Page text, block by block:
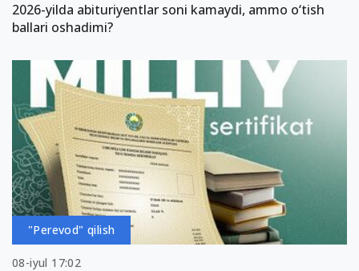
2026-yilda abituriyentlar soni kamaydi, ammo o‘tish
ballari oshadimi?
"Perevod" qilish
08-iyul 17:02